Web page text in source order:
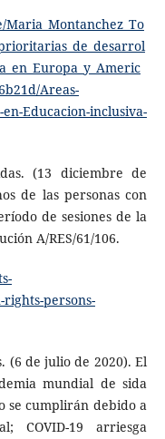
Areas-
Educacion-inclusiva-
(13 diciembre de
de las personas con
de sesiones de la
A/RES/61/106.
persons-
(6 de julio de 2020). El
mundial de sida
se cumplirán debido a
COVID-19 arriesga